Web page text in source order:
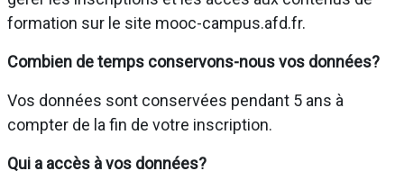
formation sur le site mooc-campus.afd.fr.
Combien de temps conservons-nous vos données?
Vos données sont conservées pendant 5 ans à
compter de la fin de votre inscription.
Qui a accès à vos données?